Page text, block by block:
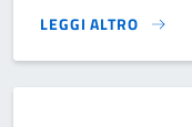
LEGGI ALTRO
RICHIEDERE UNA